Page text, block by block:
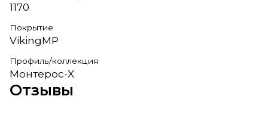
1170
Покрытие
VikingMP
Профиль/коллекция
Монтерос-X
Отзывы